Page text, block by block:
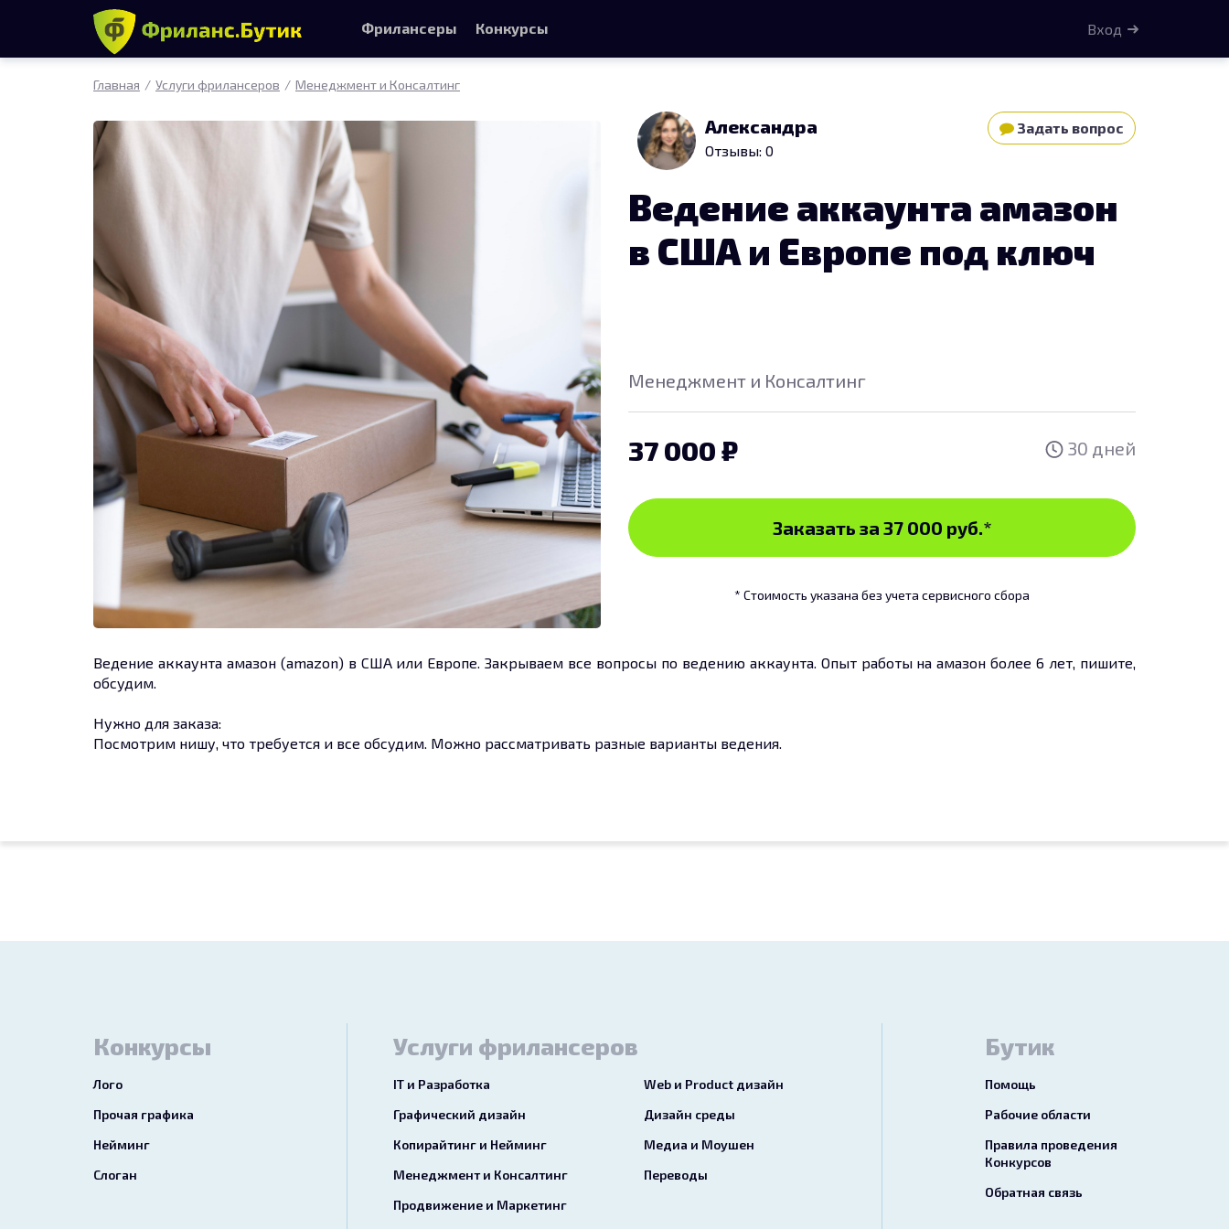
Главная Услуги фрилансеров Менеджмент и Консалтинг
Задать вопрос
Александра
Отзывы: 0
Ведение аккаунта амазон
в США и Европе под ключ
Менеджмент и Консалтинг
37 000 30 дней
Заказать за 37 000 руб.*
* Стоимость указана без учета сервисного сбора
Ведение аккаунта амазон (amazon) в США или Европе. Закрываем все вопросы по ведению аккаунта. Опыт работы на амазон более 6 лет, пишите,
обсудим.
Нужно для заказа:
Посмотрим нишу, что требуется и все обсудим. Можно рассматривать разные варианты ведения.
Фрилансеры Конкурсы Вход
Конкурсы
Лого
Прочая графика
Нейминг
Слоган
Услуги фрилансеров
IT и Разработка
Web и Product дизайн
Графический дизайн
Дизайн среды
Копирайтинг и Нейминг
Медиа и Моушен
Менеджмент и Консалтинг
Переводы
Продвижение и Маркетинг
Бутик
Помощь
Рабочие области
Правила проведения
Конкурсов
Обратная связь